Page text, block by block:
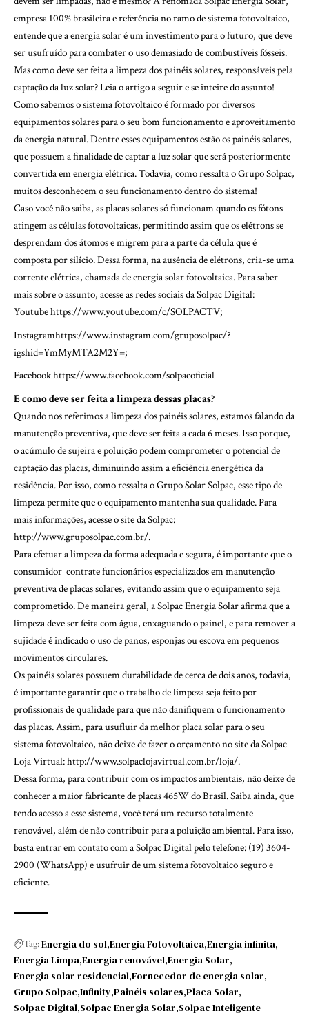
empresa 100% brasileira e referência no ramo de sistema fotovoltaico,
entende que a energia solar é um investimento para o futuro, que deve
ser usufruído para combater o uso demasiado de combustíveis fósseis.
Mas como deve ser feita a limpeza dos painéis solares, responsáveis pela
captação da luz solar? Leia o artigo a seguir e se inteire do assunto!
Como sabemos o sistema fotovoltaico é formado por diversos
equipamentos solares para o seu bom funcionamento e aproveitamento
da energia natural. Dentre esses equipamentos estão os painéis solares,
que possuem a finalidade de captar a luz solar que será posteriormente
convertida em energia elétrica. Todavia, como ressalta o Grupo Solpac,
muitos desconhecem o seu funcionamento dentro do sistema!
Caso você não saiba, as placas solares só funcionam quando os fótons
atingem as células fotovoltaicas, permitindo assim que os elétrons se
desprendam dos átomos e migrem para a parte da célula que é
composta por silício. Dessa forma, na ausência de elétrons, cria-se uma
corrente elétrica, chamada de energia solar fotovoltaica. Para saber
mais sobre o assunto, acesse as redes sociais da Solpac Digital:
Youtubehttps://www.youtube.com/c/SOLPACTV;
Instagramhttps://www.instagram.com/gruposolpac/?
igshid=YmMyMTA2M2Y=;
Facebookhttps://www.facebook.com/solpacoficial
E como deve ser feita a limpeza dessas placas?
Quando nos referimos a limpeza dos painéis solares, estamos falando da
manutenção preventiva, que deve ser feita a cada 6 meses. Isso porque,
o acúmulo de sujeira e poluição podem comprometer o potencial de
captação das placas, diminuindo assim a eficiência energética da
residência. Por isso, como ressalta o Grupo Solar Solpac, esse tipo de
limpeza permite que o equipamento mantenha sua qualidade. Para
mais informações, acesse o site da Solpac:
http://www.gruposolpac.com.br/.
Para efetuar a limpeza da forma adequada e segura, é importante que o
consumidor contrate funcionários especializados em manutenção
preventiva de placas solares, evitando assim que o equipamento seja
comprometido. De maneira geral, a Solpac Energia Solar afirma que a
limpeza deve ser feita com água, enxaguando o painel, e para remover a
sujidade é indicado o uso de panos, esponjas ou escova em pequenos
movimentos circulares.
Os painéis solares possuem durabilidade de cerca de dois anos, todavia,
é importante garantir que o trabalho de limpeza seja feito por
profissionais de qualidade para que não danifiquem o funcionamento
das placas. Assim, para usufluir da melhor placa solar para o seu
sistema fotovoltaico, não deixe de fazer o orçamento no site da Solpac
Loja Virtual:http://www.solpaclojavirtual.com.br/loja/.
Dessa forma, para contribuir com os impactos ambientais, não deixe de
conhecer a maior fabricante de placas 465W do Brasil. Saiba ainda, que
tendo acesso a esse sistema, você terá um recurso totalmente
renovável, além de não contribuir para a poluição ambiental. Para isso,
basta entrar em contato com a Solpac Digital pelo telefone: (19) 3604-
2900 (WhatsApp) e usufruir de um sistema fotovoltaico seguro e
eficiente.
Tag:Energia do sol Energia Fotovoltaica Energia infinita
Energia Limpa Energia renovável Energia Solar
Energia solar residencial Fornecedor de energia solar
Grupo Solpac Infinity Painéis solares Placa Solar
Solpac Digital Solpac Energia Solar Solpac Inteligente